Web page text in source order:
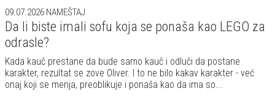
09.07.2026 NAMEŠTAJ
Da li biste imali sofu koja se ponaša kao LEGO za
odrasle?
Kada kauč prestane da bude samo kauč i odluči da postane
karakter, rezultat se zove Oliver. I to ne bilo kakav karakter - već
onaj koji se menja, preoblikuje i ponaša kao da ima so...